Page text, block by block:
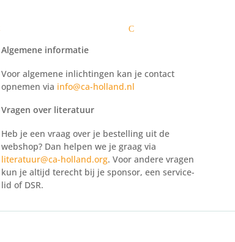
C
Algemene informatie
Voor algemene inlichtingen kan je contact
opnemen via info@ca-holland.nl
Vragen over literatuur
Heb je een vraag over je bestelling uit de
webshop? Dan helpen we je graag via
literatuur@ca-holland.org. Voor andere vragen
kun je altijd terecht bij je sponsor, een service-
lid of DSR.